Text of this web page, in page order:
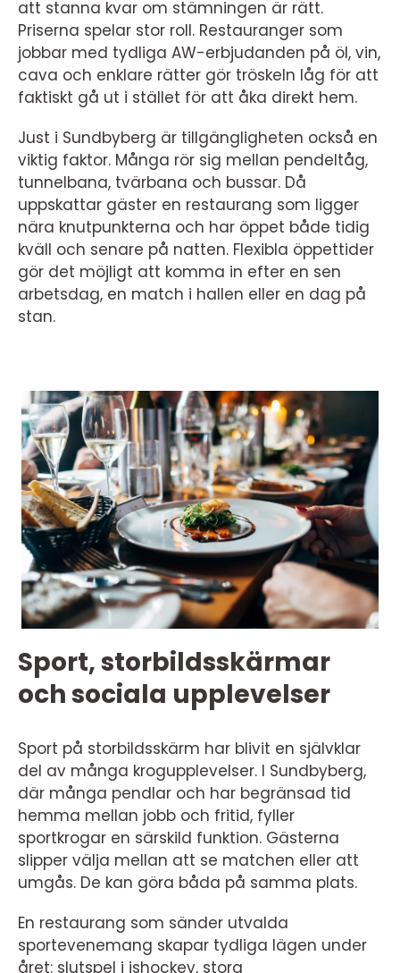
att stanna kvar om stämningen är rätt.
Priserna spelar stor roll. Restauranger som
jobbar med tydliga AW-erbjudanden på öl, vin,
cava och enklare rätter gör tröskeln låg för att
faktiskt gå ut i stället för att åka direkt hem.
Just i Sundbyberg är tillgängligheten också en
viktig faktor. Många rör sig mellan pendeltåg,
tunnelbana, tvärbana och bussar. Då
uppskattar gäster en restaurang som ligger
nära knutpunkterna och har öppet både tidig
kväll och senare på natten. Flexibla öppettider
gör det möjligt att komma in efter en sen
arbetsdag, en match i hallen eller en dag på
stan.
Sport, storbildsskärmar
och sociala upplevelser
Sport på storbildsskärm har blivit en självklar
del av många krogupplevelser. I Sundbyberg,
där många pendlar och har begränsad tid
hemma mellan jobb och fritid, fyller
sportkrogar en särskild funktion. Gästerna
slipper välja mellan att se matchen eller att
umgås. De kan göra båda på samma plats.
En restaurang som sänder utvalda
sportevenemang skapar tydliga lägen under
året: slutspel i ishockey, stora